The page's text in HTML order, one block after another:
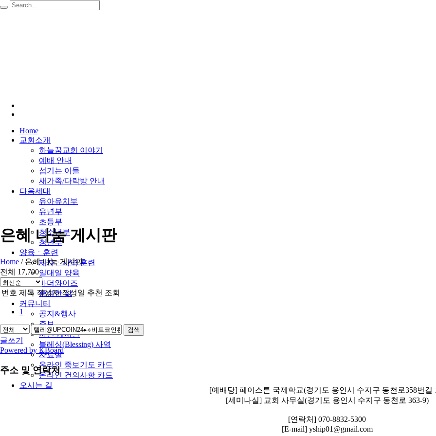
Home
교회소개
하늘꿈교회 이야기
예배 안내
섬기는 이들
새가족/다락방 안내
다음세대
유아유치부
유년부
초등부
청소년부
청년부
양육ㆍ훈련
제자ㆍ사역 훈련
일대일 양육
마더와이즈
풍성한 삶
커뮤니티
공지&행사
주보
사진 게시판
블레싱(Blessing) 사역
자료실
온라인 중보기도 카드
온라인 건의사항 카드
오시는 길
은혜 나눔 게시판
Home / 은혜 나눔 게시판
전체 17,700
번호 제목 작성자 작성일 추천 조회
1
검색
글쓰기
Powered by KBoard
주소 및 연락처
[예배당] 페이스튼 국제학교(경기도 용인시 수지구 동천로358번길
[세미나실] 교회 사무실(경기도 용인시 수지구 동천로 363-9)
[연락처] 070-8832-5300
[E-mail] yship01@gmail.com